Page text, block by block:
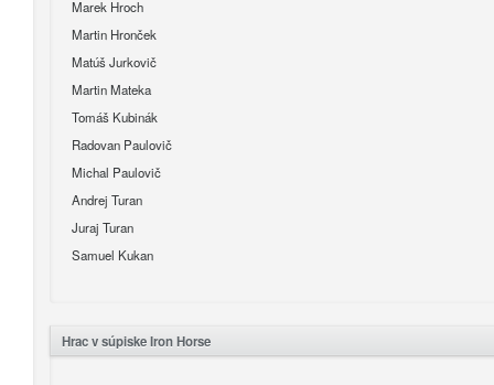
Marek Hroch
Martin Hronček
Matúš Jurkovič
Martin Mateka
Tomáš Kubinák
Radovan Paulovič
Michal Paulovič
Andrej Turan
Juraj Turan
Samuel Kukan
Hrac v súpiske Iron Horse